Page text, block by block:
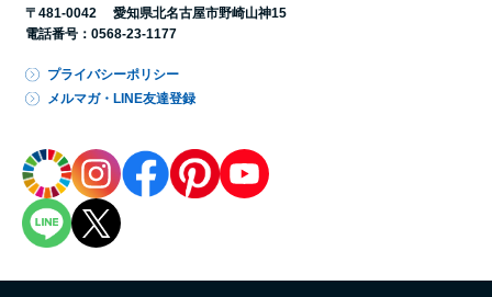
〒481-0042 愛知県北名古屋市野崎山神15
電話番号： 0568-23-1177
プライバシーポリシー
メルマガ・LINE友達登録